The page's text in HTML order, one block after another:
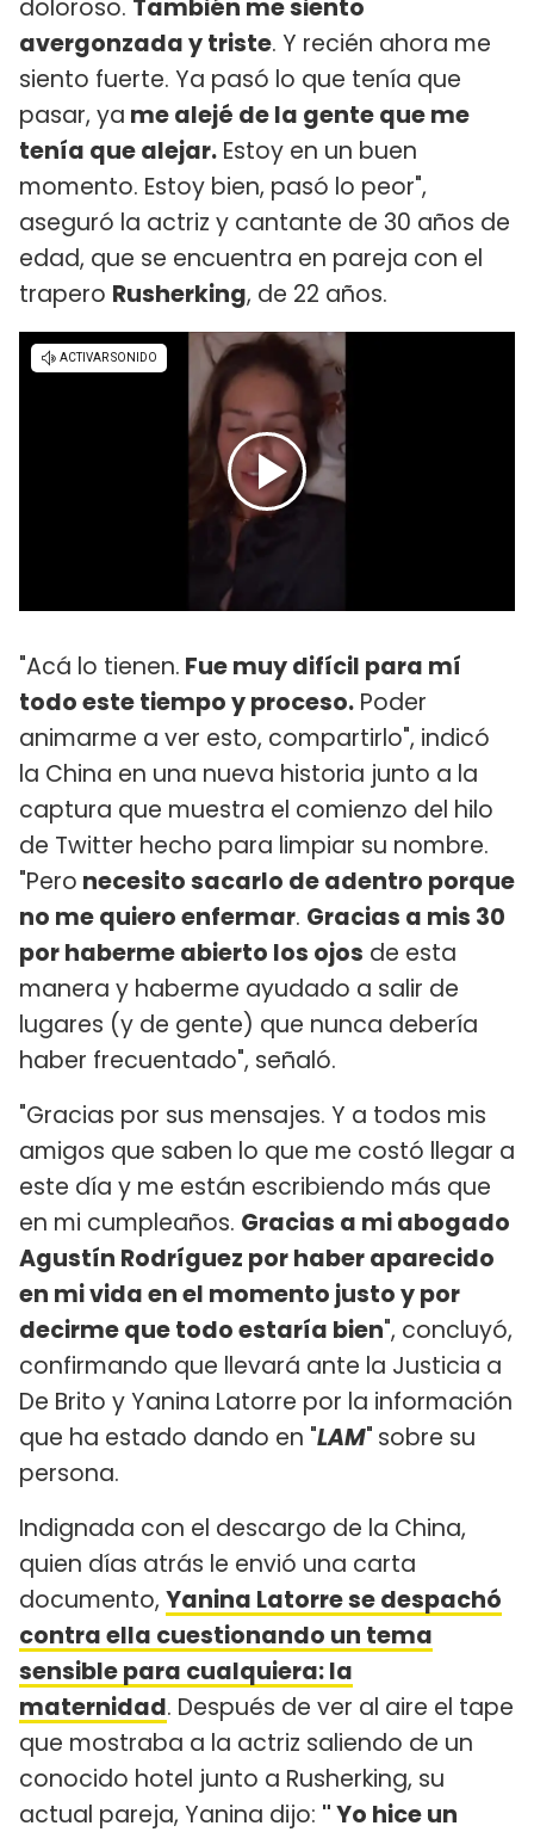
doloroso. También me siento
avergonzada y triste. Y recién ahora me
siento fuerte. Ya pasó lo que tenía que
pasar, ya me alejé de la gente que me
tenía que alejar. Estoy en un buen
momento. Estoy bien, pasó lo peor",
aseguró la actriz y cantante de 30 años de
edad, que se encuentra en pareja con el
trapero Rusherking, de 22 años.
"Acá lo tienen. Fue muy difícil para mí
todo este tiempo y proceso. Poder
animarme a ver esto, compartirlo", indicó
la China en una nueva historia junto a la
captura que muestra el comienzo del hilo
de Twitter hecho para limpiar su nombre.
"Pero necesito sacarlo de adentro porque
no me quiero enfermar. Gracias a mis 30
por haberme abierto los ojos de esta
manera y haberme ayudado a salir de
lugares (y de gente) que nunca debería
haber frecuentado", señaló.
"Gracias por sus mensajes. Y a todos mis
amigos que saben lo que me costó llegar a
este día y me están escribiendo más que
en mi cumpleaños. Gracias a mi abogado
Agustín Rodríguez por haber aparecido
en mi vida en el momento justo y por
decirme que todo estaría bien", concluyó,
confirmando que llevará ante la Justicia a
De Brito y Yanina Latorre por la información
que ha estado dando en "LAM" sobre su
persona.
Indignada con el descargo de la China,
quien días atrás le envió una carta
documento, Yanina Latorre se despachó
contra ella cuestionando un tema
sensible para cualquiera: la
maternidad. Después de ver al aire el tape
que mostraba a la actriz saliendo de un
conocido hotel junto a Rusherking, su
actual pareja, Yanina dijo: " Yo hice un